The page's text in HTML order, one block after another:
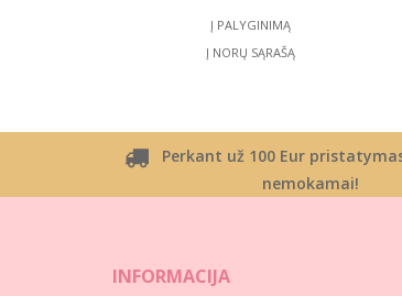
Į PALYGINIMĄ
Į NORŲ SĄRAŠĄ
Perkant už 100 Eur
nemokamai!
INFORMACIJA